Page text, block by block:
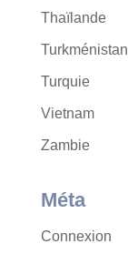
Thaïlande
Turkménistan
Turquie
Vietnam
Zambie
Méta
Connexion